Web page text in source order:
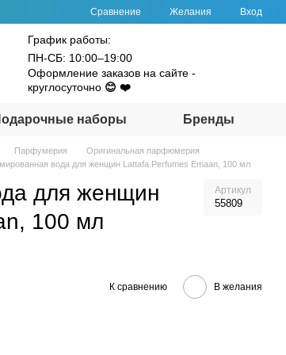
Сравнение Желания Вход
График работы:
ПН-СБ: 10:00–19:00
Оформление заказов на сайте -
круглосуточно 😊 ❤️
наборы Бренды
Парфумерия
Оригинальная парфюмерия
вода для женщин Lattafa Perfumes Emaan, 100 мл
для женщин
100 мл
Артикул
55809
К сравнению В желания